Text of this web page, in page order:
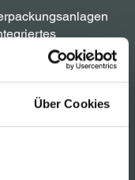
Über Cookies
der MSK
der